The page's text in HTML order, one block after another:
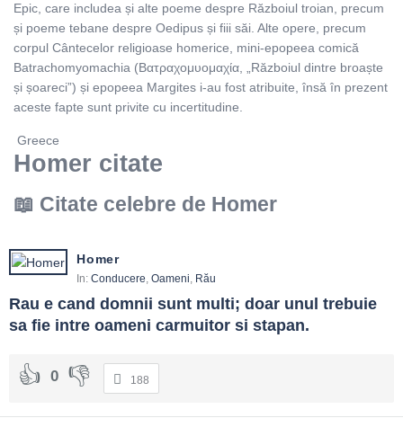
Epic, care includea și alte poeme despre Războiul troian, precum
și poeme tebane despre Oedipus și fiii săi. Alte opere, precum
corpul Cântecelor religioase homerice, mini-epopeea comică
Batrachomyomachia (Βατραχομυομαχία, „Războiul dintre broaște
și șoareci”) și epopeea Margites i-au fost atribuite, însă în prezent
aceste fapte sunt privite cu incertitudine.
Greece
Homer citate
Citate celebre de Homer
Homer
In: Conducere, Oameni, Rău
Rau e cand domnii sunt multi; doar unul trebuie
sa fie intre oameni carmuitor si stapan.
0 188